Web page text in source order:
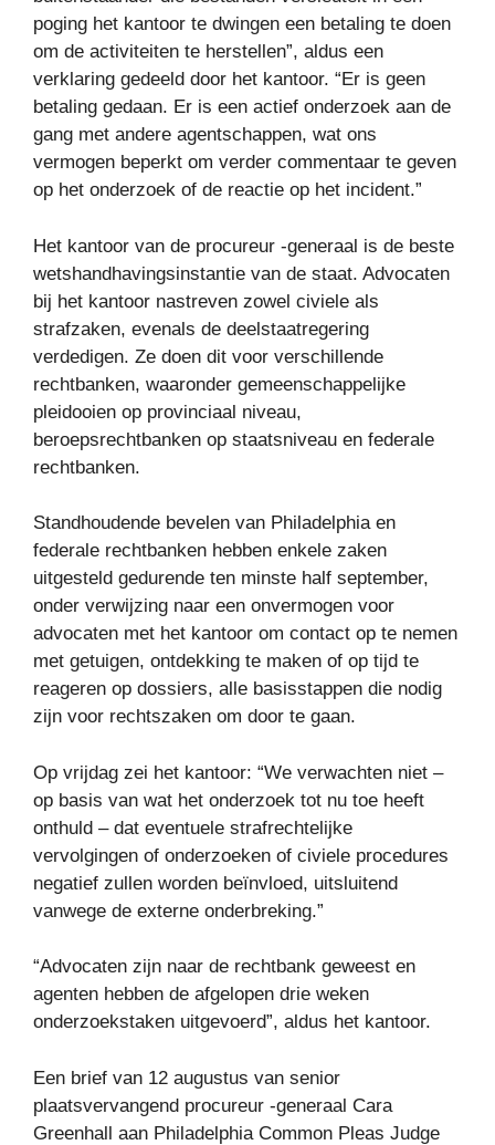
poging het kantoor te dwingen een betaling te doen
om de activiteiten te herstellen”, aldus een
verklaring gedeeld door het kantoor. “Er is geen
betaling gedaan. Er is een actief onderzoek aan de
gang met andere agentschappen, wat ons
vermogen beperkt om verder commentaar te geven
op het onderzoek of de reactie op het incident.”
Het kantoor van de procureur -generaal is de beste
wetshandhavingsinstantie van de staat. Advocaten
bij het kantoor nastreven zowel civiele als
strafzaken, evenals de deelstaatregering
verdedigen. Ze doen dit voor verschillende
rechtbanken, waaronder gemeenschappelijke
pleidooien op provinciaal niveau,
beroepsrechtbanken op staatsniveau en federale
rechtbanken.
Standhoudende bevelen van Philadelphia en
federale rechtbanken hebben enkele zaken
uitgesteld gedurende ten minste half september,
onder verwijzing naar een onvermogen voor
advocaten met het kantoor om contact op te nemen
met getuigen, ontdekking te maken of op tijd te
reageren op dossiers, alle basisstappen die nodig
zijn voor rechtszaken om door te gaan.
Op vrijdag zei het kantoor: “We verwachten niet –
op basis van wat het onderzoek tot nu toe heeft
onthuld – dat eventuele strafrechtelijke
vervolgingen of onderzoeken of civiele procedures
negatief zullen worden beïnvloed, uitsluitend
vanwege de externe onderbreking.”
“Advocaten zijn naar de rechtbank geweest en
agenten hebben de afgelopen drie weken
onderzoekstaken uitgevoerd”, aldus het kantoor.
Een brief van 12 augustus van senior
plaatsvervangend procureur -generaal Cara
Greenhall aan Philadelphia Common Pleas Judge